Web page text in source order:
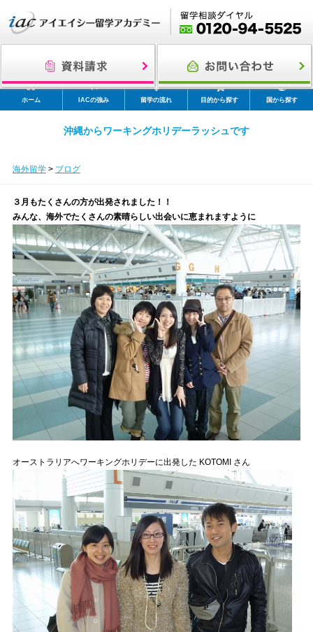
ホーム IACの強み 留学の流れ 目的から探す 国から探す
沖縄からワーキングホリデーラッシュです
海外留学> ブログ
３月もたくさんの方が出発されました！！
みんな、海外でたくさんの素晴らしい出会いに恵まれますように
オーストラリアへワーキングホリデーに出発した KOTOMI さん